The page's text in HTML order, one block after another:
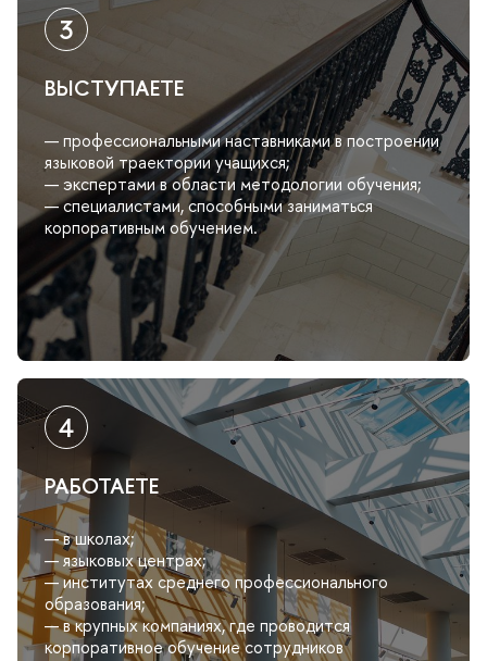
ВЫСТУПАЕТЕ
— профессиональными наставниками в построении
языковой траектории учащихся;
— экспертами в области методологии обучения;
— специалистами, способными заниматься
корпоративным обучением.
РАБОТАЕТЕ
— в школах;
— языковых центрах;
— институтах среднего профессионального
образования;
— в крупных компаниях, где проводится
корпоративное обучение сотрудников